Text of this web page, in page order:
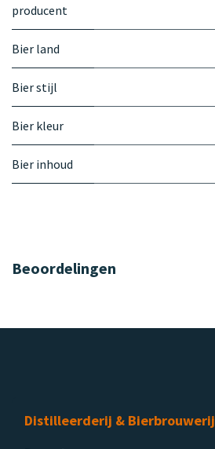
producent
Bier land
Bier stijl
Bier kleur
Bier inhoud
Beoordelingen
Distilleerderij & Bierbrouwerij